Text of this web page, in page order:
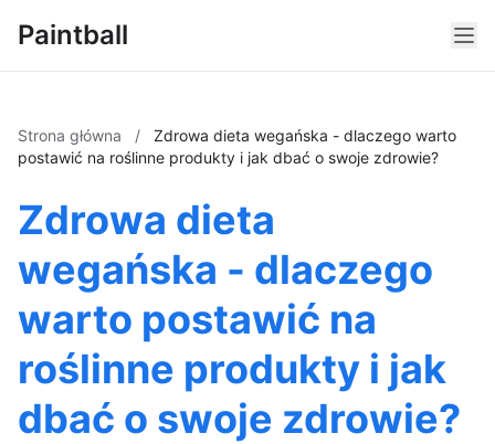
Paintball
Strona główna /
Zdrowa dieta wegańska - dlaczego warto
postawić na roślinne produkty i jak dbać o swoje zdrowie?
Zdrowa dieta
wegańska - dlaczego
warto postawić na
roślinne produkty i jak
dbać o swoje zdrowie?